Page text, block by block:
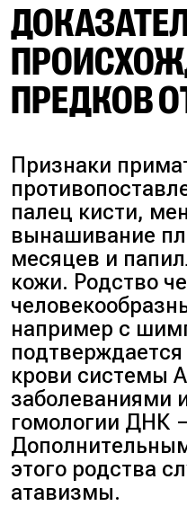
ПРЕДКОВ
Признаки
палец кисти,
вынашивание
месяцев и
кожи. Родство
например с
крови системы
заболеваниями
гомологии ДНК
этого родства
атавизмы.